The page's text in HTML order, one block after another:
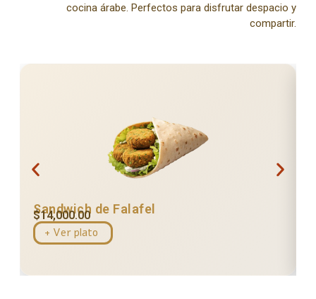
cocina árabe. Perfectos para disfrutar despacio y
compartir.
Sandwich de Falafel
$14,000.00
+ Ver plato